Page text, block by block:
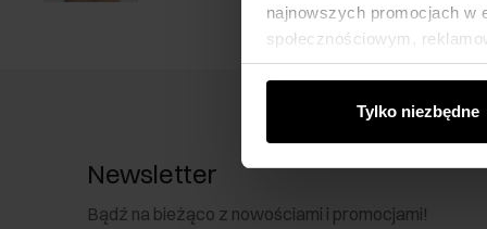
najnowszych promocjach w
społecznościowym,
od Ciebie lub uzyskanymi
Tylko niezbędne
Newsletter
Bądź na bieżąco z nowościami i promocjami!